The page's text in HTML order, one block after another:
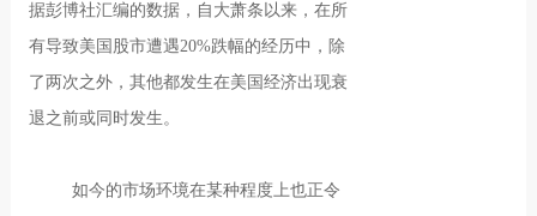
据彭博社汇编的数据，自大萧条以来，在所
有导致美国股市遭遇20%跌幅的经历中，除
了两次之外，其他都发生在美国经济出现衰
退之前或同时发生。
如今的市场环境在某种程度上也正令